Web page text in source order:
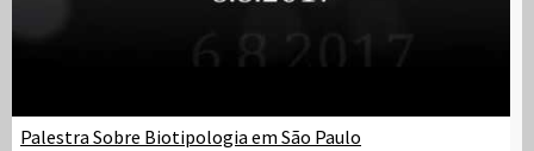
Palestra Sobre Biotipologia em São Paulo